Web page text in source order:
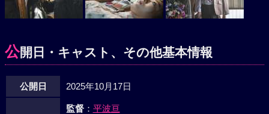
公開日・キャスト、その他基本情報
公開日 2025年10月17日
監督： 平波亘